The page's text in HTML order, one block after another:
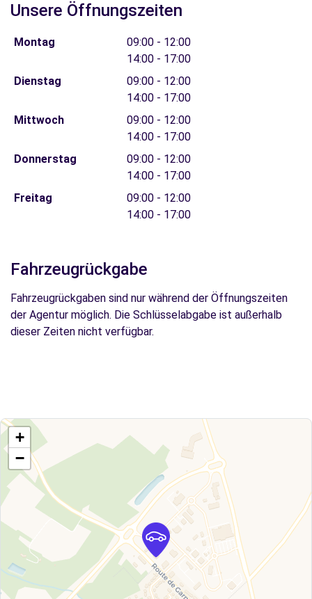
Unsere Öffnungszeiten
Montag
09:00 - 12:00
14:00 - 17:00
Dienstag
09:00 - 12:00
14:00 - 17:00
Mittwoch
09:00 - 12:00
14:00 - 17:00
Donnerstag
09:00 - 12:00
14:00 - 17:00
Freitag
09:00 - 12:00
14:00 - 17:00
Fahrzeugrückgabe
Fahrzeugrückgaben sind nur während der Öffnungszeiten
der Agentur möglich. Die Schlüsselabgabe ist außerhalb
dieser Zeiten nicht verfügbar.
+
−